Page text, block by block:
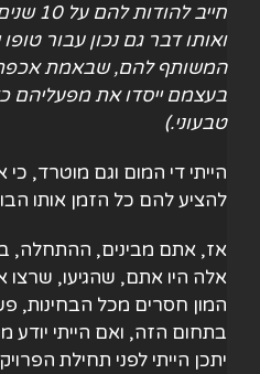
חייב
ואותו דבר גם נכון עבור
המשותף להם, שבאמת אכפת
בעצמם ייסדו את מפעליהם
טבעוני.)
הייתי די המום וגם מוטרד,
להציע להם כל הזמן אותו
אז, אתם מבינים, ההתחלה,
אלה היו אתם, שהגיעו, שרצו
המון חסרים מכל הבחינות,
בתחום הזה, ואם הייתי יודע
יתכן הייתי לפני תחילת